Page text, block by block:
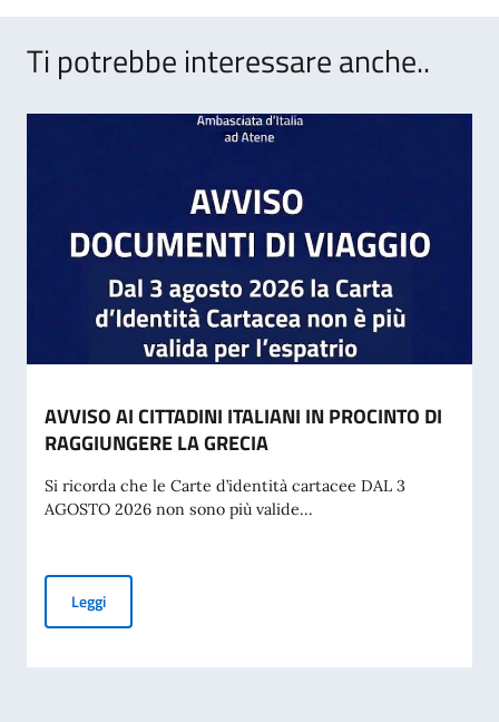
Ti potrebbe interessare anche..
AVVISO AI CITTADINI ITALIANI IN PROCINTO DI
RAGGIUNGERE LA GRECIA
Si ricorda che le Carte d’identità cartacee DAL 3
AGOSTO 2026 non sono più valide...
LeggiAVVISO AI CITTADINI ITALIANI IN PROCINTO DI